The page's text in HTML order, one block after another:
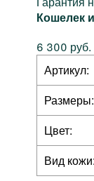
Кошелек
6 300 руб.
Артикул:
Размеры:
Цвет:
Вид кожи: